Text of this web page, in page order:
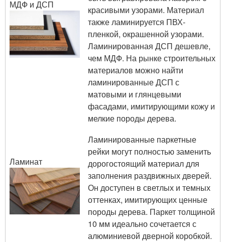
МДФ и ДСП
красивыми узорами. Материал
также ламинируется ПВХ-
пленкой, окрашенной узорами.
Ламинированная ДСП дешевле,
чем МДФ. На рынке строительных
материалов можно найти
ламинированные ДСП с
матовыми и глянцевыми
фасадами, имитирующими кожу и
мелкие породы дерева.
Ламинат
Ламинированные паркетные
рейки могут полностью заменить
дорогостоящий материал для
заполнения раздвижных дверей.
Он доступен в светлых и темных
оттенках, имитирующих ценные
породы дерева. Паркет толщиной
10 мм идеально сочетается с
алюминиевой дверной коробкой.